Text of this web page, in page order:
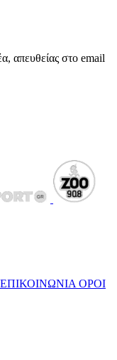
απευθείας στο email
ΕΠΙΚΟΙΝΩΝΙΑ ΟΡΟΙ